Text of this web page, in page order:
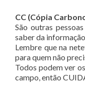
CC (Cópia
São outras
saber da
Lembre que na
para quem não
Todos podem ver
campo, então